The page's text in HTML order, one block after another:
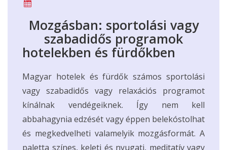
Mozgásban: sportolási vagy
szabadidős programok
hotelekben és fürdőkben
Magyar hotelek és fürdők számos sportolási
vagy szabadidős vagy relaxációs programot
kínálnak vendégeiknek. Így nem kell
abbahagynia edzését vagy éppen belekóstolhat
és megkedvelheti valamelyik mozgásformát. A
paletta színes, keleti és nyugati, meditatív vagy